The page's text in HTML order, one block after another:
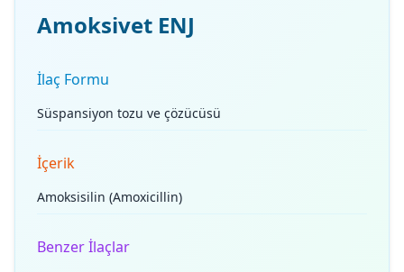
Amoksivet ENJ
İlaç Formu
Süspansiyon tozu ve çözücüsü
İçerik
Amoksisilin (Amoxicillin)
Benzer İlaçlar